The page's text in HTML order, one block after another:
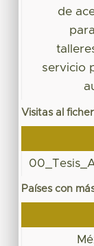
de
servicio
Visitas al
Países con